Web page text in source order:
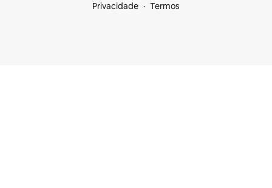
Privacidade
Termos